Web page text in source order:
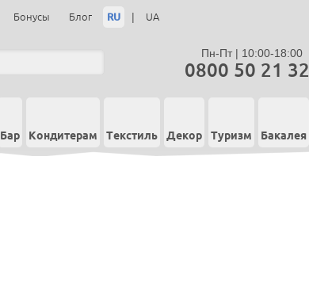
Бонусы Блог RU | UA
Пн-Пт | 10:00-18:00
0800 50 21 32
Бар Кондитерам Текстиль Декор Туризм Бакалея